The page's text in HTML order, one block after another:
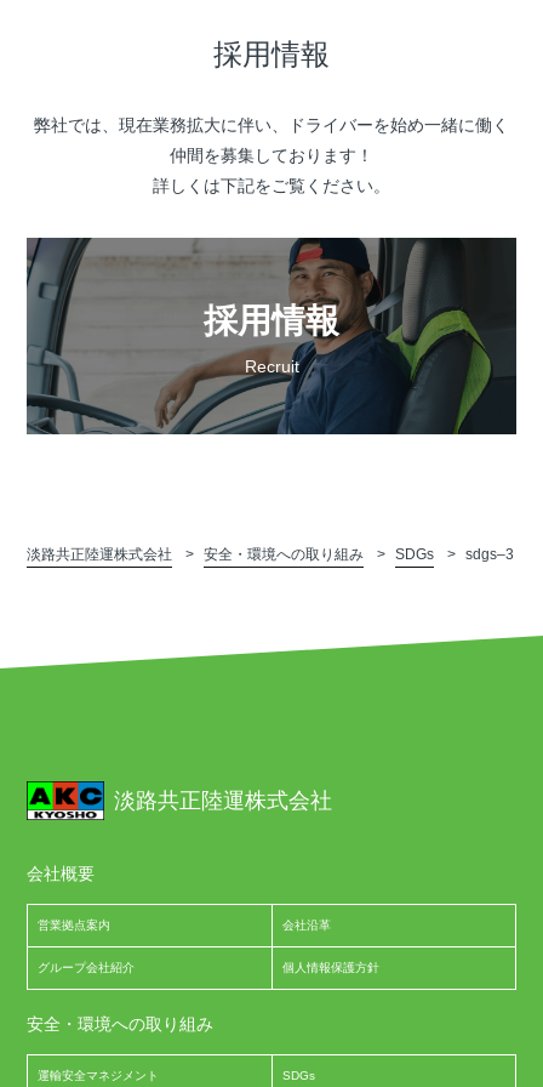
採用情報
弊社では、現在業務拡大に伴い、ドライバーを始め一緒に働く
仲間を募集しております！
詳しくは下記をご覧ください。
採用情報
Recruit
淡路共正陸運株式会社 安全・環境への取り組み SDGs sdgs–3
淡路共正陸運株式会社
会社概要
営業拠点案内 会社沿革
グループ会社紹介 個人情報保護方針
安全・環境への取り組み
運輸安全マネジメント SDGs